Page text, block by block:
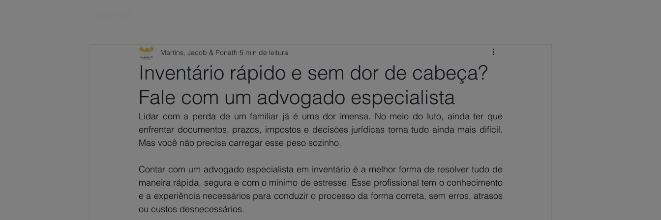
Inventário rápido e sem dor de cabeça?
Fale com um advogado especialista
Martins, Jacob & Ponath 5 min de leitura
Lidar com a perda de um familiar já é uma dor imensa. No meio do luto, ainda ter que
enfrentar documentos, prazos, impostos e decisões jurídicas torna tudo ainda mais difícil.
Mas você não precisa carregar esse peso sozinho.
Contar com um advogado especialista em inventário é a melhor forma de resolver tudo de
maneira rápida, segura e com o mínimo de estresse. Esse profissional tem o conhecimento
e a experiência necessários para conduzir o processo da forma correta, sem erros, atrasos
ou custos desnecessários.